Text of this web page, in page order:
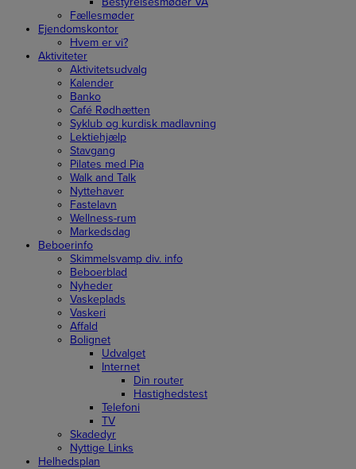
Fællesmøder
Ejendomskontor
Hvem er vi?
Aktiviteter
Aktivitetsudvalg
Kalender
Banko
Café Rødhætten
Syklub og kurdisk madlavning
Lektiehjælp
Stavgang
Pilates med Pia
Walk and Talk
Nyttehaver
Fastelavn
Wellness-rum
Markedsdag
Beboerinfo
Skimmelsvamp div. info
Beboerblad
Nyheder
Vaskeplads
Vaskeri
Affald
Bolignet
Udvalget
Internet
Din router
Hastighedstest
Telefoni
TV
Skadedyr
Nyttige Links
Helhedsplan